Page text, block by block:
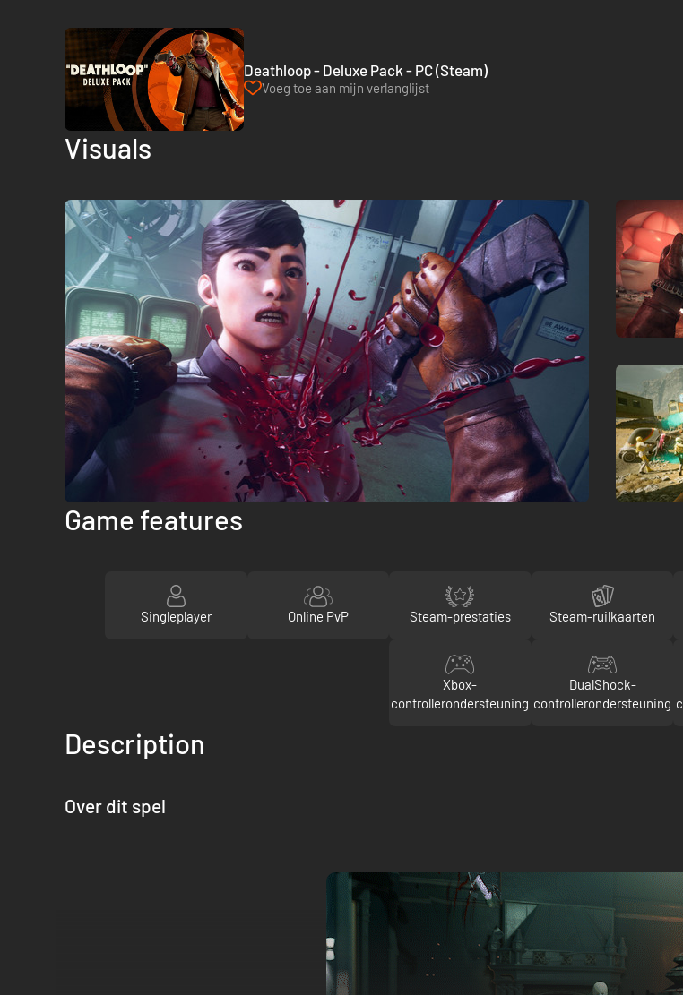
Deathloop - Deluxe Pack - PC (Steam)
Voeg toe aan mijn verlanglijst
Visuals
Game features
Singleplayer Online PvP Steam-prestaties Steam-ruilkaarten
Xbox-
controllerondersteuning
DualShock-
controllerondersteuning
Description
Over dit spel